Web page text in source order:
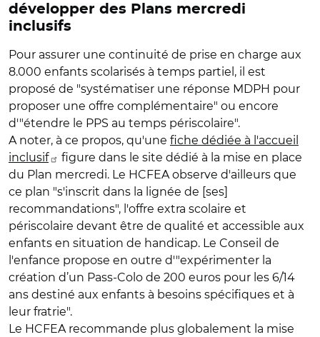
développer des Plans mercredi
inclusifs
Pour assurer une continuité de prise en charge aux
8.000 enfants scolarisés à temps partiel, il est
proposé de "systématiser une réponse MDPH pour
proposer une offre complémentaire" ou encore
d'"étendre le PPS au temps périscolaire".
A noter, à ce propos, qu'une fiche dédiée à l'accueil
inclusif
figure dans le site dédié à la mise en place
du Plan mercredi. Le HCFEA observe d'ailleurs que
ce plan "s'inscrit dans la lignée de [ses]
recommandations", l'offre extra scolaire et
périscolaire devant être de qualité et accessible aux
enfants en situation de handicap. Le Conseil de
l'enfance propose en outre d'"expérimenter la
création d’un Pass-Colo de 200 euros pour les 6/14
ans destiné aux enfants à besoins spécifiques et à
leur fratrie".
Le HCFEA recommande plus globalement la mise